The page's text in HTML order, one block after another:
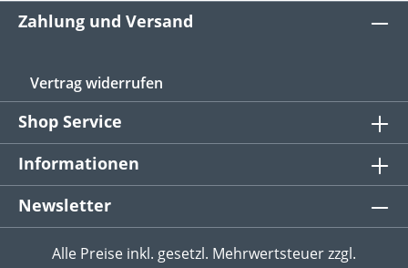
Zahlung und Versand
Vertrag widerrufen
Shop Service
Informationen
Newsletter
Alle Preise inkl. gesetzl. Mehrwertsteuer zzgl.